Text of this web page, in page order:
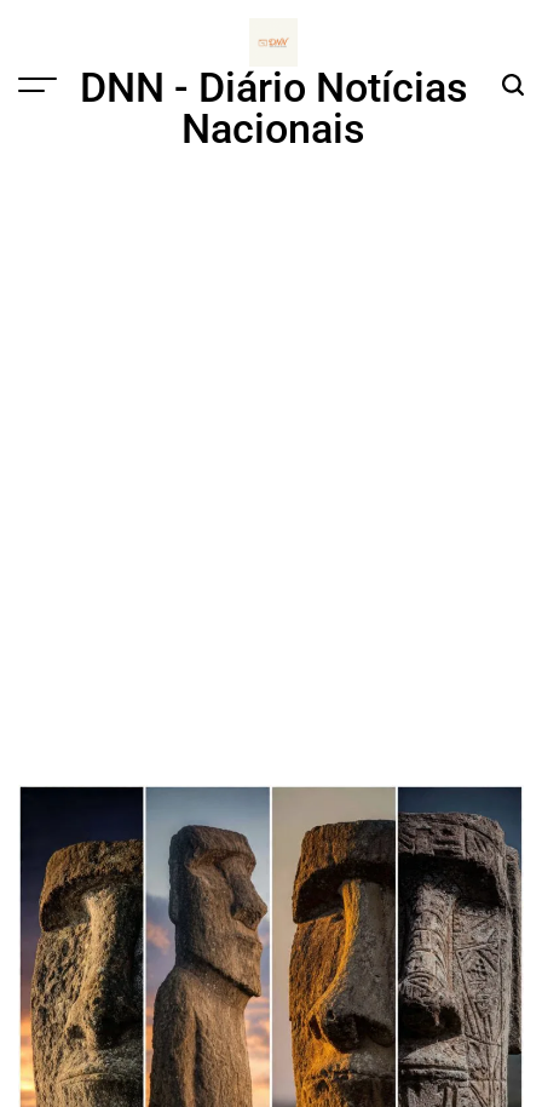
Menu
DNN - Diário Notícias
Nacionais